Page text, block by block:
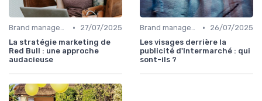
Brand management & branding •
27/07/2025
La stratégie marketing de
Red Bull : une approche
audacieuse
Brand management & branding •
26/07/2025
Les visages derrière la
publicité d'Intermarché : qui
sont-ils ?